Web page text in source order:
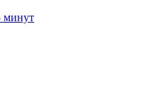
минут